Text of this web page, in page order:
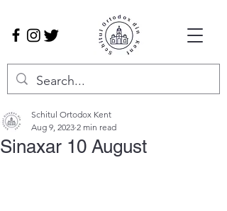
Sinaxar 10 August
Schitul Ortodox Kent
Aug 9, 2023 2 min read